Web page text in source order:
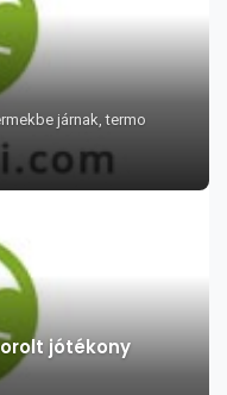
járnak, termo
jótékony